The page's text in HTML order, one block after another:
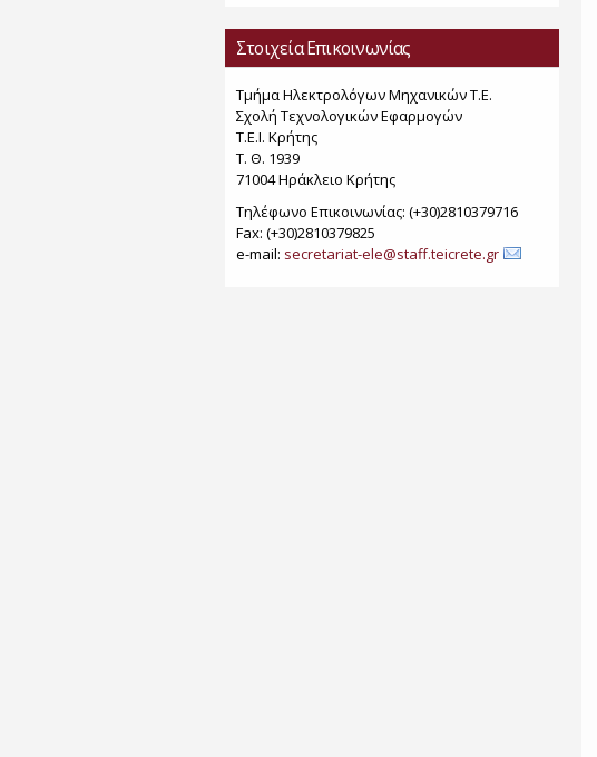
Στοιχεία Επικοινωνίας
Τμήμα Ηλεκτρολόγων Μηχανικών Τ.Ε.
Σχολή Τεχνολογικών Εφαρμογών
Τ.Ε.Ι. Κρήτης
Τ. Θ. 1939
71004 Ηράκλειο Κρήτης
Τηλέφωνο Επικοινωνίας: (+30)2810379716
Fax: (+30)2810379825
e-mail: secretariat-ele@staff.teicrete.gr